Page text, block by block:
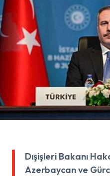
Dışişleri Bakanı
Azerbaycan ve